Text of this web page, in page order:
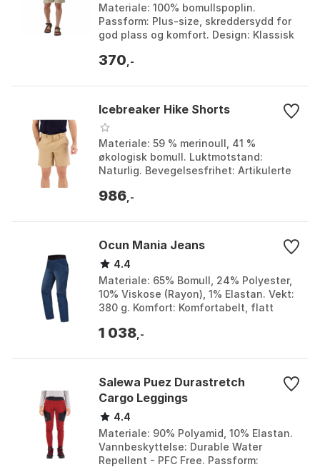
Materiale: 100% bomullspoplin.
Passform: Plus-size, skreddersydd for
god plass og komfort. Design: Klassisk
lommer. Sesong:...
370 ,-
Icebreaker Hike Shorts
Materiale: 59 % merinoull, 41 %
økologisk bomull. Luktmotstand:
Naturlig. Bevegelsesfrihet: Artikulerte
Håndlommer og baklomme...
986 ,-
Ocun Mania Jeans
4.4
Materiale: 65% Bomull, 24% Polyester,
10% Viskose (Rayon), 1% Elastan. Vekt:
380 g. Komfort: Komfortabelt, flatt
klatrefun...
1 038 ,-
Salewa Puez Durastretch
Cargo Leggings
4.4
Materiale: 90% Polyamid, 10% Elastan.
Vannbeskyttelse: Durable Water
Repellent - PFC Free. Passform: